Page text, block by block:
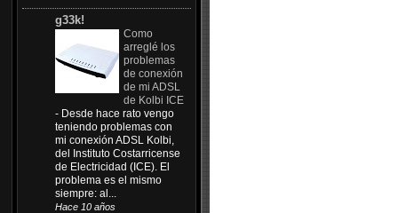
g33k!
Como
arreglé los
problemas
de conexión
de mi ADSL
de Kolbi ICE
- Desde hace rato vengo
teniendo problemas con
mi conexión ADSL Kolbi,
del Instituto Costarricense
de Electricidad (ICE). El
problema es el mismo
siempre: al...
Hace 10 años